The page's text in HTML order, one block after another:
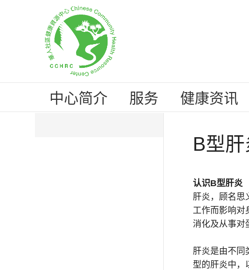
中心简介 服务 健康资讯
B型肝
认识B型肝炎
肝炎，顾名思
工作而影响对
消化及从事对
肝炎是由不同
型的肝炎中，